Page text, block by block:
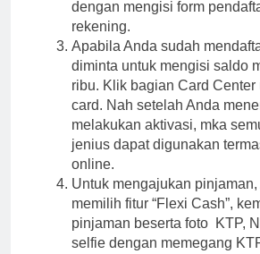
dengan mengisi form
rekening.
Apabila Anda sudah
diminta untuk mengisi saldo
ribu. Klik bagian Card Center
card. Nah setelah Anda
melakukan aktivasi, mka
jenius dapat digunakan
online.
Untuk mengajukan
memilih fitur “Flexi Cash”,
pinjaman beserta foto KTP,
selfie dengan memegang